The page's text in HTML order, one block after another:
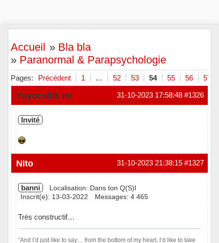
Accueil » Bla bla
» Paranormal & Parapsychologie
Pages: Précédent 1 … 52 53 54 55 56 57
#1326
31-10-2023 17:58:48
Yoyoceltik Ier
Invité
#1327
31-10-2023 21:38:15
Nito
banni
Localisation: Dans ton Q(S)I
Inscrit(e): 13-03-2022
Messages: 4 465
Très constructif…
“And I’d just like to say… from the bottom of my heart, I’d like to take